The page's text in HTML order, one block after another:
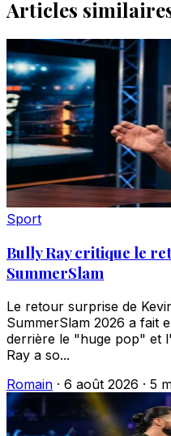
Articles
Sport
Bully Ray critique le
SummerSlam
Le retour surprise de
SummerSlam 2026 a fait
derrière le "huge pop" et
Ray a so...
Romain · 6 août 2026 · 5